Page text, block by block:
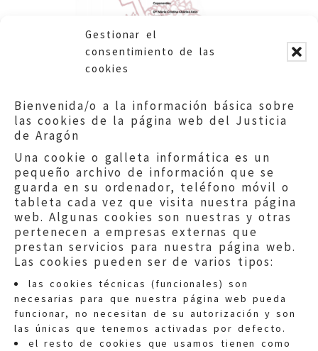
Gestionar el
consentimiento de las
cookies
Bienvenida/o a la información básica sobre
las cookies de la página web del Justicia
de Aragón
Una cookie o galleta informática es un
pequeño archivo de información que se
guarda en su ordenador, teléfono móvil o
tableta cada vez que visita nuestra página
web. Algunas cookies son nuestras y otras
pertenecen a empresas externas que
prestan servicios para nuestra página web.
Las cookies pueden ser de varios tipos:
las cookies técnicas (funcionales) son
necesarias para que nuestra página web pueda
funcionar, no necesitan de su autorización y son
las únicas que tenemos activadas por defecto.
el resto de cookies que usamos tienen como
Quejas:quejas@eljusticiadearagon.es